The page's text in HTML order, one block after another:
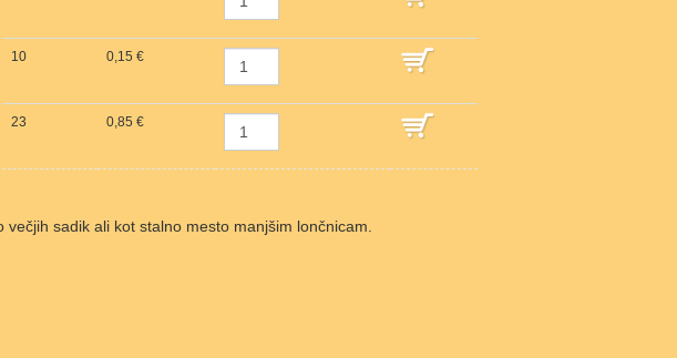
10 0,15 €
23 0,85 €
sadik ali kot stalno mesto manjšim lončnicam.